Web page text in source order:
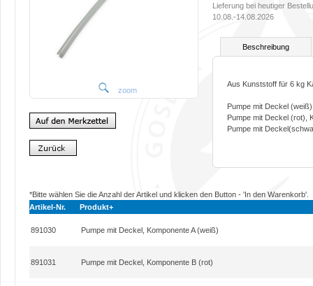
zoom
Lieferung bei heutiger
10.08.-14.08.2026
Beschreibung
Aus Kunststoff für 6 kg
Pumpe mit Deckel
Pumpe mit Deckel (rot),
Pumpe mit
*Bitte wählen Sie die Anzahl der Artikel und klicken den Button - 'In den Warenkorb'.
Artikel-Nr.
Produkt+
891030 Pumpe mit Deckel, Komponente A (weiß)
891031 Pumpe mit Deckel, Komponente B (rot)